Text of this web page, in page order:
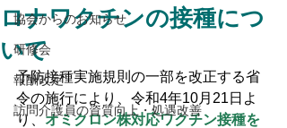
協会からのお知らせ
研修会
報酬改定
訪問介護員の資質向上・処遇改善
ロナワクチンの接種につ
いて
予防接種実施規則の一部を改正する省
令の施行により、令和4年10月21日よ
り、オミクロン株対応ワクチン接種を